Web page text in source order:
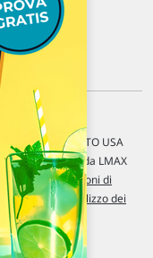
min. / MERCATO USA
fornite da LMAX
nostre Condizioni di
privacye dell' Utilizzo dei